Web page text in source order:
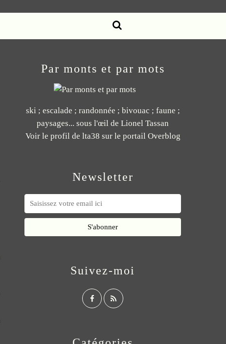
Newsletter
Par monts et par mots
ski ; escalade ; randonnée ; bivouac ; faune ;
paysages... sous l'œil de Lionel Tassan
Voir le profil de lta38 sur le portail Overblog
Suivez-moi